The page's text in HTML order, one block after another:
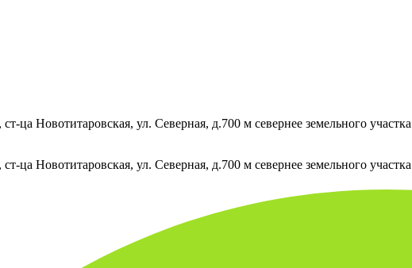
ца Новотитаровская, ул. Северная, д.700 м севернее земельного
ца Новотитаровская, ул. Северная, д.700 м севернее земельного